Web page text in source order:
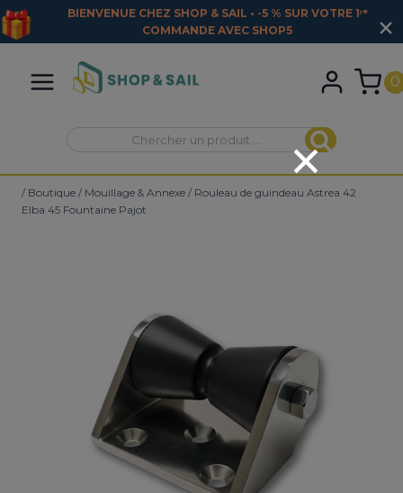
contenu
0
Recherche
pour :
Recherche
/ Boutique / Mouillage & Annexe / Rouleau de guindeau Astrea 42
Elba 45 Fountaine Pajot
BIENVENUE CHEZ SHOP & SAIL • -5 % SUR VOTRE 1ʳᵉ
COMMANDE AVEC SHOP5